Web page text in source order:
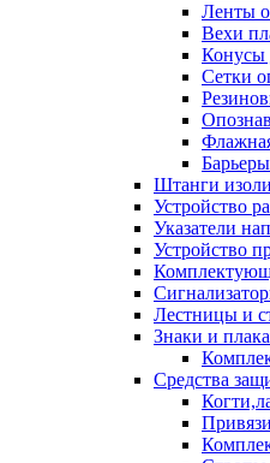
Ленты
Вехи
Конусы
Сетки
Штанги
Устройство
Указатели
Устройство
Лестницы и
Знаки и
Средства
Привязи